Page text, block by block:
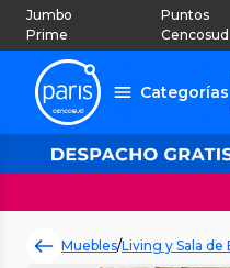
Jumbo
Prime
Puntos
Cencosud
Categorías
Muebles/Living y Sala de